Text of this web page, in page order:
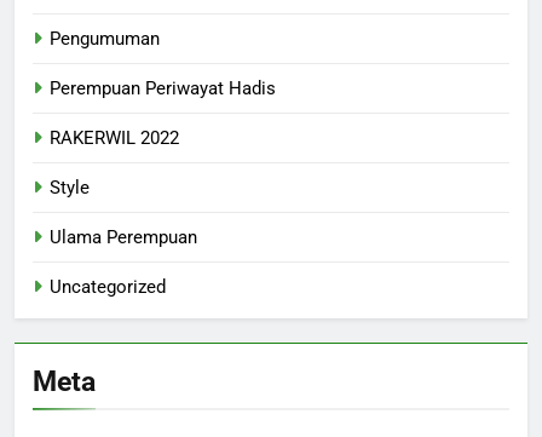
Pengumuman
Perempuan Periwayat Hadis
RAKERWIL 2022
Style
Ulama Perempuan
Uncategorized
Meta